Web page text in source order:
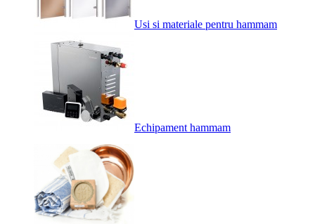
Usi si materiale pentru hammam
Echipament hammam